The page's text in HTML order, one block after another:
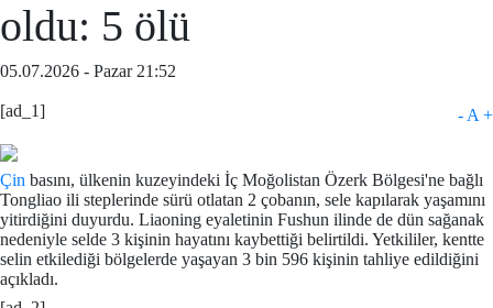
oldu: 5 ölü
05.07.2026 - Pazar 21:52
- A +
[ad_1]
Çin basını, ülkenin kuzeyindeki İç Moğolistan Özerk Bölgesi'ne bağlı
Tongliao ili steplerinde sürü otlatan 2 çobanın, sele kapılarak yaşamını
yitirdiğini duyurdu. Liaoning eyaletinin Fushun ilinde de dün sağanak
nedeniyle selde 3 kişinin hayatını kaybettiği belirtildi. Yetkililer, kentte
selin etkilediği bölgelerde yaşayan 3 bin 596 kişinin tahliye edildiğini
açıkladı.